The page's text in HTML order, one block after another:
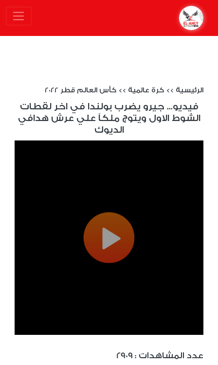
الرئيسية >> كرة عالمية >> كأس العالم قطر 2022
فيديو... جيرو يضرب بولندا في اخر لقطات
الشوط الاول ويتوج ملكاً علي عرش هدافي
الديوك
2909 : عدد المشاهدات